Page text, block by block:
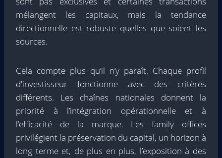
mélangent les capitaux, mais la tendance
directionnelle est robuste quelles que soient les
sources.
Cela compte plus qu’il n’y paraît. Chaque profil
d'investisseur fonctionne avec des critères
différents. Les chaînes nationales donnent la
priorité à l’intégration opérationnelle et à
l’efficacité de la marque. Les family offices
privilégient la préservation du capital, un horizon à
long terme et, de plus en plus, l’exposition à des